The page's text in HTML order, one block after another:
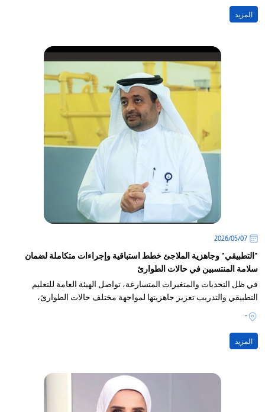
المزيد
07‏/05‏/2026
"التطبيقي" وجاهزية الملاجئ خطط استباقية وإجراءات متكاملة لضمان
سلامة المنتسبين في حالات الطوارئ
في ظل التحديات والمتغيرات المتسارعة، تواصل الهيئة العامة للتعليم
التطبيقي والتدريب تعزيز جاهزيتها لمواجهة مختلف حالات الطوارئ،
-
المزيد